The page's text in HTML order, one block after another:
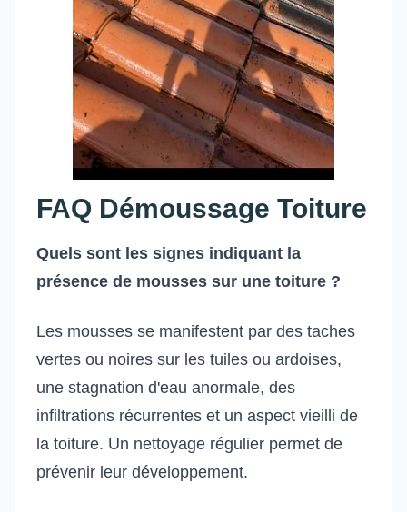
FAQ Démoussage Toiture
Quels sont les signes indiquant la
présence de mousses sur une toiture ?
Les mousses se manifestent par des taches
vertes ou noires sur les tuiles ou ardoises,
une stagnation d'eau anormale, des
infiltrations récurrentes et un aspect vieilli de
la toiture. Un nettoyage régulier permet de
prévenir leur développement.